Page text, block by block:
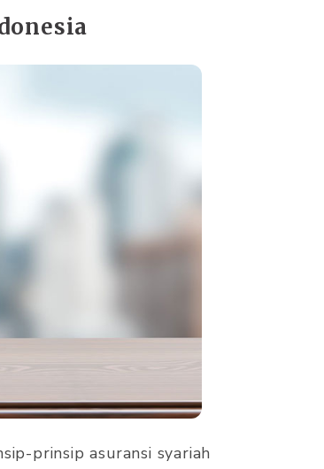
prinsip asuransi syariah